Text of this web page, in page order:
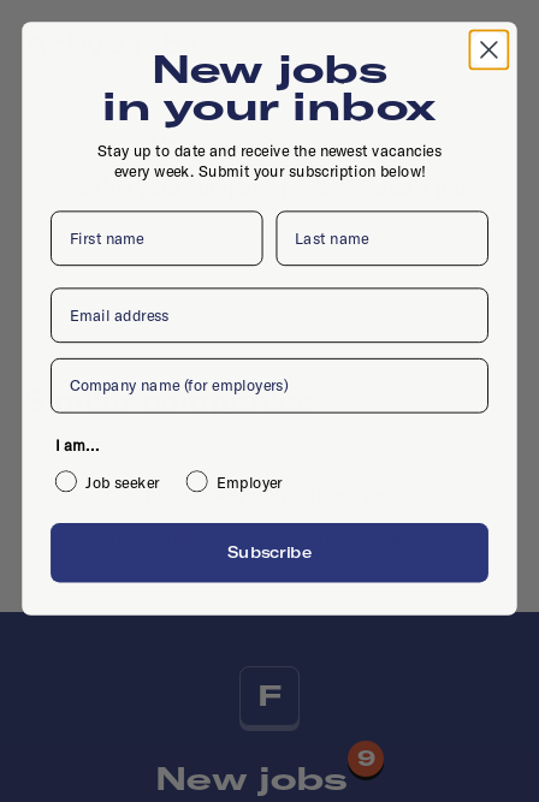
No active jobs right now
Is this your company profile?
Similar companies
No similar companies yet
F
New jobs
9
New jobs
in your inbox
Stay up to date and receive the newest vacancies
every week. Submit your subscription below!
First name Last name
Email
Company
I am...
Job seeker
Employer
Subscribe